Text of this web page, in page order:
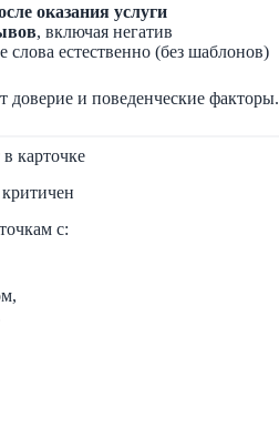
оказания услуги
, включая негатив
слова естественно (без шаблонов)
доверие и поведенческие факторы.
карточке
с: